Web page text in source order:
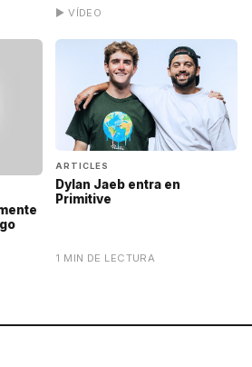
▶ VÍDEO
ARTICLES
Dylan Jaeb entra en
Primitive
1 MIN DE LECTURA